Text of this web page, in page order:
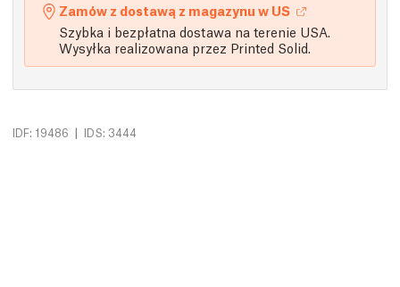
Zamów z dostawą z magazynu w US
Szybka i bezpłatna dostawa na terenie USA.
Wysyłka realizowana przez Printed Solid.
IDF: 19486 | IDS: 3444